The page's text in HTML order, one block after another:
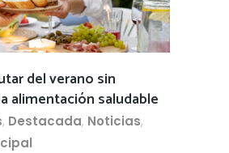
del verano sin
alimentación saludable
, Destacada, Noticias,